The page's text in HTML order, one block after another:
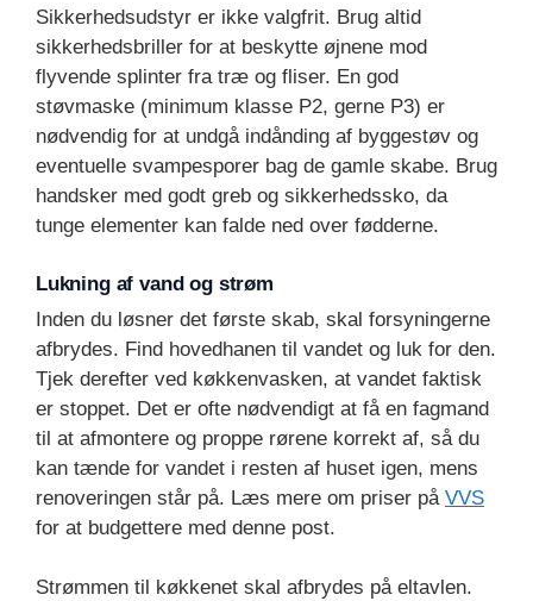
Sikkerhedsudstyr er ikke valgfrit. Brug altid
sikkerhedsbriller for at beskytte øjnene mod
flyvende splinter fra træ og fliser. En god
støvmaske (minimum klasse P2, gerne P3) er
nødvendig for at undgå indånding af byggestøv og
eventuelle svampesporer bag de gamle skabe. Brug
handsker med godt greb og sikkerhedssko, da
tunge elementer kan falde ned over fødderne.
Lukning af vand og strøm
Inden du løsner det første skab, skal forsyningerne
afbrydes. Find hovedhanen til vandet og luk for den.
Tjek derefter ved køkkenvasken, at vandet faktisk
er stoppet. Det er ofte nødvendigt at få en fagmand
til at afmontere og proppe rørene korrekt af, så du
kan tænde for vandet i resten af huset igen, mens
renoveringen står på. Læs mere om priser på VVS
for at budgettere med denne post.
Strømmen til køkkenet skal afbrydes på eltavlen.